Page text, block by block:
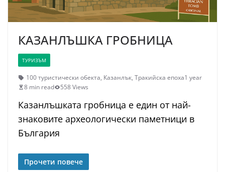
КАЗАНЛЪШКА ГРОБНИЦА
ТУРИЗЪМ
100 туристически обекта, Казанлък, Тракийска епоха1 year
8 min read
558 Views
Казанлъшката гробница е един от най-
знаковите археологически паметници в
България
Прочети повече